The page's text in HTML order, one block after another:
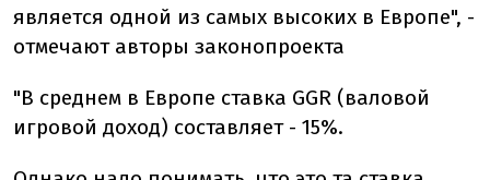
является одной из самых высоких в Европе", -
отмечают авторы законопроекта
"В среднем в Европе ставка GGR (валовой
игровой доход) составляет - 15%.